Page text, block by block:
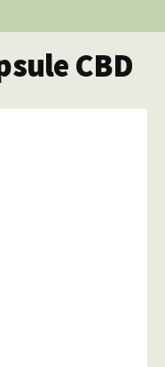
CBD